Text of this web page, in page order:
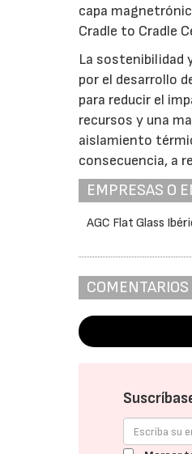
capa
Cradle to Cradle
La sostenibilidad
por el desarrollo
para reducir el
recursos y una
aislamiento
consecuencia, a
EMPRESAS O
AGC Flat Glass